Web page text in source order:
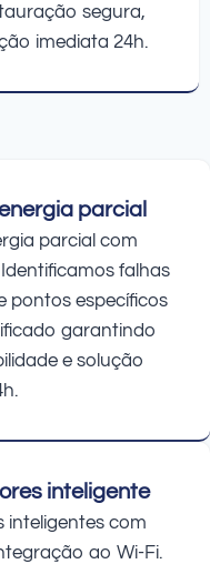
segura,
imediata 24h.
parcial
parcial com
falhas
pontos específicos
garantindo
e solução
inteligente
inteligentes com
ao Wi-Fi.